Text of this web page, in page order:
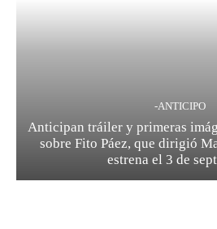
-ANTICIPO
Anticipan tráiler y primeras
sobre Fito Páez, que dirigió
estrena el 3 de